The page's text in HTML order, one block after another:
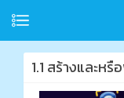
1.1 สร้างและห